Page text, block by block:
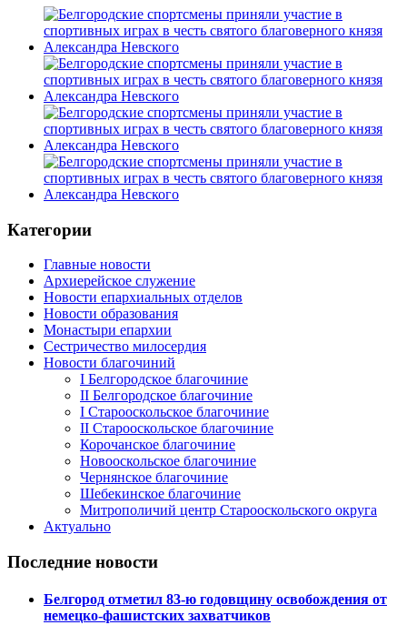
Категории
Главные новости
Архиерейское служение
Новости епархиальных отделов
Новости образования
Монастыри епархии
Сестричество милосердия
Новости благочиний
I Белгородское благочиние
II Белгородское благочиние
I Старооскольское благочиние
II Старооскольское благочиние
Корочанское благочиние
Новооскольское благочиние
Чернянское благочиние
Шебекинское благочиние
Митрополичий центр Старооскольского округа
Актуально
Последние новости
Белгород отметил 83-ю годовщину освобождения от
немецко-фашистских захватчиков